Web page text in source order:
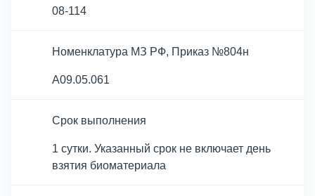
08-114
Номенклатура МЗ РФ, Приказ №804н
A09.05.061
Срок выполнения
1 сутки. Указанный срок не включает день
взятия биоматериала